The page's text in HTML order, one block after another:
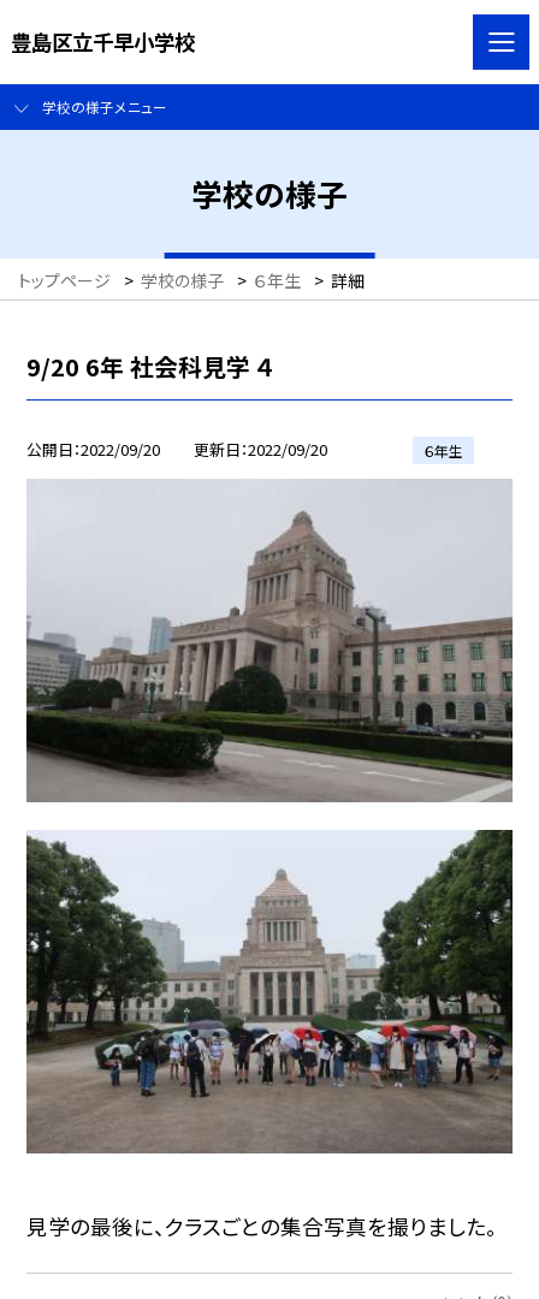
豊島区立千早小学校
学校の様子メニュー
学校の様子
トップページ > 学校の様子 > ６年生 > 詳細
9/20 6年 社会科見学 ４
公開日 2022/09/20 更新日 2022/09/20 ６年生
見学の最後に、クラスごとの集合写真を撮りました。